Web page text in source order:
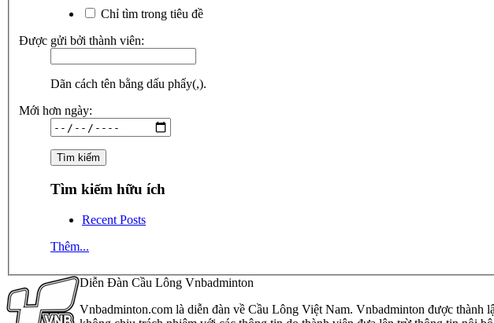
Chỉ tìm trong tiêu đề
Được gửi bởi thành viên:
Dãn cách tên bằng dấu phẩy(,).
Mới hơn ngày:
Tìm kiếm hữu ích
Recent Posts
Thêm...
Diễn Đàn Cầu Lông Vnbadminton
Vnbadminton.com là diễn đàn về Cầu Lông Việt Nam. Vnbadminton được thành